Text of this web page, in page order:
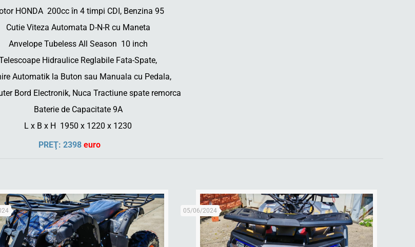
HONDA 200cc în 4 timpi CDI, Benzina 95
Cutie Viteza Automata D-N-R cu Maneta
Anvelope Tubeless All Season 10 inch
Hidraulice Reglabile Fata-Spate,
Automatik la Buton sau Manuala cu Pedala,
Bord Electronik, Nuca Tractiune spate remorca
Baterie de Capacitate 9A
L x B x H 1950 x 1220 x 1230
PREŢ: 2398euro
05/06/2024